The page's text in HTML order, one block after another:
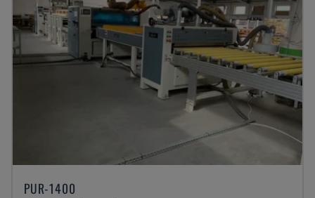
PUR-1400